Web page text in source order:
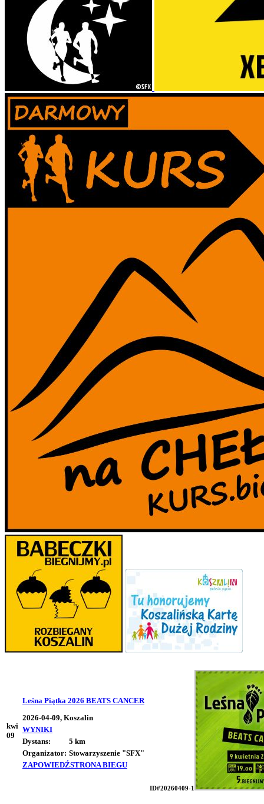
kwi
09
Leśna Piątka 2026 BEATS CANCER
2026-04-09, Koszalin
WYNIKI
Dystans:
5 km
Organizator: Stowarzyszenie "SFX"
ZAPOWIEDŹSTRONA BIEGU
ID#20260409-1